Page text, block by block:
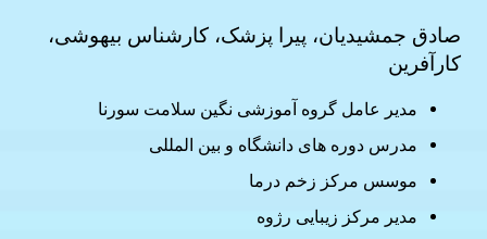
صادق جمشیدیان، پیرا پزشک، کارشناس بیهوشی،
کارآفرین
مدیر عامل گروه آموزشی نگین سلامت سورنا
مدرس دوره های دانشگاه و بین المللی
موسس مرکز زخم درما
مدیر مرکز زیبایی رژوه